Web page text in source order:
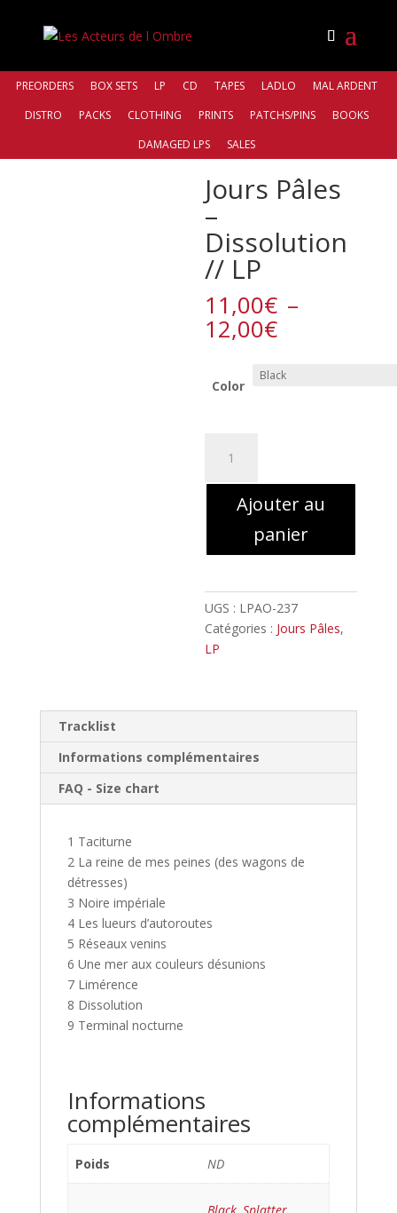
PREORDERS BOX SETS LP CD TAPES LADLO
MAL ARDENT
DISTRO
PACKS CLOTHING PRINTS PATCHS/PINS
BOOKS
DAMAGED LPS
SALES
Jours Pâles
–
Dissolution
// LP
11,00€ –
12,00€Plage
de
prix :
11,00€
Color
Jours
Dissolution
Ajouter au
panier
UGS : LPAO-237
Catégories : Jours Pâles,
LP
Tracklist
Informations complémentaires
FAQ - Size chart
1 Taciturne
2 La reine de mes peines (des wagons de
détresses)
3 Noire impériale
4 Les lueurs d’autoroutes
5 Réseaux venins
6 Une mer aux couleurs désunions
7 Limérence
8 Dissolution
9 Terminal nocturne
Informations
complémentaires
Poids ND